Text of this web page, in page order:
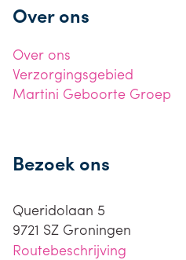
Over ons
Over ons
Verzorgingsgebied
Martini Geboorte Groep
Bezoek ons
Queridolaan 5
9721 SZ Groningen
Routebeschrijving